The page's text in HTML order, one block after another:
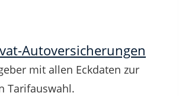
Autoversicherungen
mit allen Eckdaten zur
Tarifauswahl.